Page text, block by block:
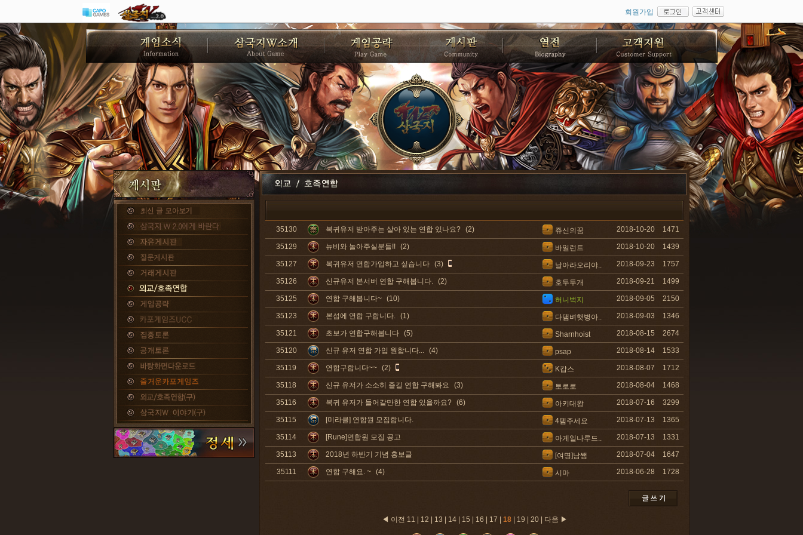
회원가입
35130 복귀유저 받아주는 살아 있는 연합 있나요? (2) 쥬신의꿈 2018-10-20 1471
35129 뉴비와 놀아주실분들!! (2) 바일런트 2018-10-20 1439
35127 복귀유저 연합가입하고 싶습니다 (3) 날아라오리야.. 2018-09-23 1757
35126 신규유저 본서버 연합 구해봅니다. (2) 호두두개 2018-09-21 1499
35125 연합 구해봅니다~ (10) 허니벅지 2018-09-05 2150
35123 본섭에 연합 구합니다. (1) 다댐벼햇병아.. 2018-09-03 1346
35121 초보가 연합구해봅니다 (5) Sharnhoist 2018-08-15 2674
35120 신규 유저 연합 가입 원합니다... (4) psap 2018-08-14 1533
35119 연합구합니다~~ (2) K캅스 2018-08-07 1712
35118 신규 유저가 소소히 즐길 연합 구해봐요 (3) 토로로 2018-08-04 1468
35116 복귀 유저가 들어갈만한 연합 있을까요? (6) 아키대왕 2018-07-16 3299
35115 [미라클] 연합원 모집합니다. 4템주세요 2018-07-13 1365
35114 [Rune]연합원 모집 공고 아게일나루드.. 2018-07-13 1331
35113 2018년 하반기 기념 홍보글 [여명]남쌤 2018-07-04 1647
35111 연합 구해요. ~ (4) 시마 2018-06-28 1728
◀ 이전 11 12 13 14| 15 16 17 18| 19 20| 다음 ▶